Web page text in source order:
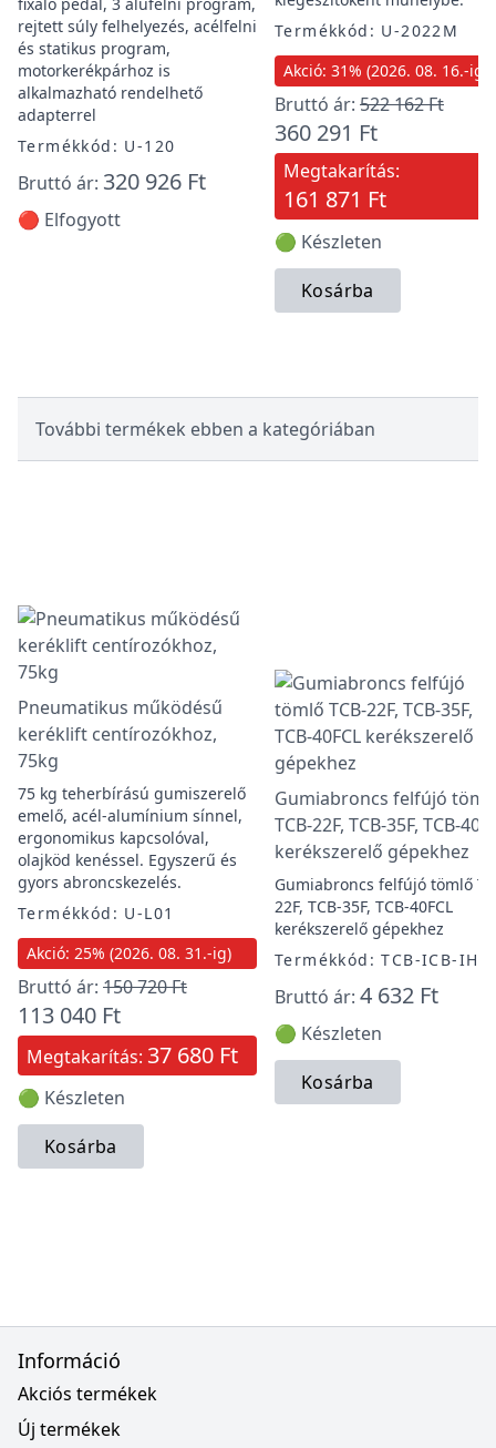
rejtett súly felhelyezés, acélfelni
és statikus program,
motorkerékpárhoz is
alkalmazható rendelhető
adapterrel
Termékkód: U-120
Bruttó ár: 320 926 Ft
🔴 Elfogyott
Termékkód: U-2022M
Akció: 31% (2026. 08. 16.-ig)
Bruttó ár: 522 162 Ft
360 291 Ft
Megtakarítás:
161 871 Ft
🟢 Készleten
Kosárba
További termékek ebben a kategóriában
Pneumatikus működésű
keréklift centírozókhoz,
75kg
75 kg teherbírású gumiszerelő
emelő, acél-alumínium sínnel,
ergonomikus kapcsolóval,
olajköd kenéssel. Egyszerű és
gyors abroncskezelés.
Termékkód: U-L01
Akció: 25% (2026. 08. 31.-ig)
Bruttó ár: 150 720 Ft
113 040 Ft
Megtakarítás: 37 680 Ft
🟢 Készleten
Kosárba
Gumiabroncs felfújó
TCB-22F, TCB-35F, TCB-
kerékszerelő gépekhez
Gumiabroncs felfújó tömlő
22F, TCB-35F, TCB-40FCL
kerékszerelő gépekhez
Termékkód: TCB-ICB-IH
Bruttó ár: 4 632 Ft
🟢 Készleten
Kosárba
Információ
Akciós termékek
Új termékek